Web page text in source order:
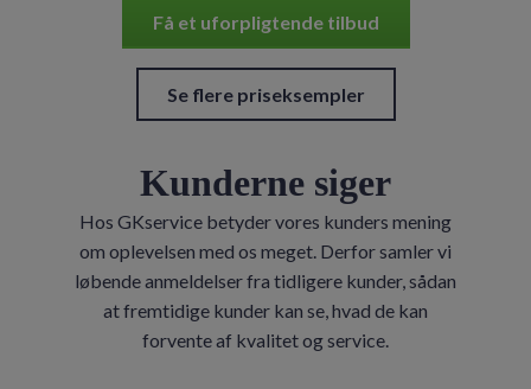
Få et uforpligtende tilbud
Se flere priseksempler
Kunderne siger
Hos GKservice betyder vores kunders mening
om oplevelsen med os meget. Derfor samler vi
løbende anmeldelser fra tidligere kunder, sådan
at fremtidige kunder kan se, hvad de kan
forvente af kvalitet og service.